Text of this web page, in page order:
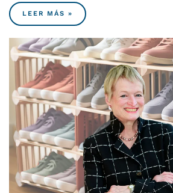
LEER MÁS »